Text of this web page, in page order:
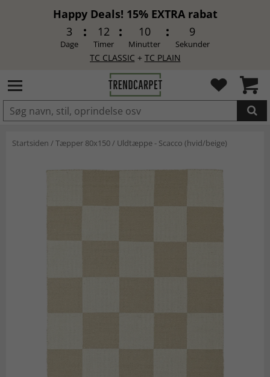
Happy Deals! 15% EXTRA rabat
3
Dage
12
Timer
10
Minutter
9
Sekunder
TC CLASSIC + TC PLAIN
LAGT I INDKØBSKURVEN.
Startsiden /Tæpper 80x150/ Uldtæppe - Scacco (hvid/beige)